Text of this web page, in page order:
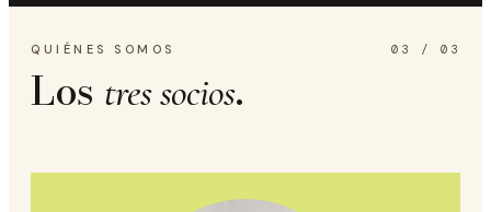
QUIÉNES SOMOS
Los tres socios.
03 / 03